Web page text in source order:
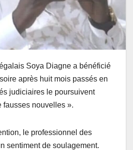
Soya Diagne a bénéficié
après huit mois passés en
judiciaires le poursuivent
fausses nouvelles ».
le professionnel des
sentiment de soulagement.